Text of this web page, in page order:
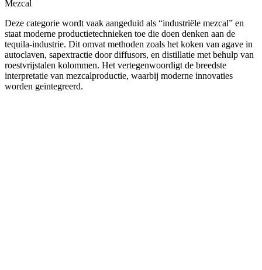
Mezcal
Deze categorie wordt vaak aangeduid als “industriële mezcal” en
staat moderne productietechnieken toe die doen denken aan de
tequila-industrie. Dit omvat methoden zoals het koken van agave in
autoclaven, sapextractie door diffusors, en distillatie met behulp van
roestvrijstalen kolommen. Het vertegenwoordigt de breedste
interpretatie van mezcalproductie, waarbij moderne innovaties
worden geïntegreerd.